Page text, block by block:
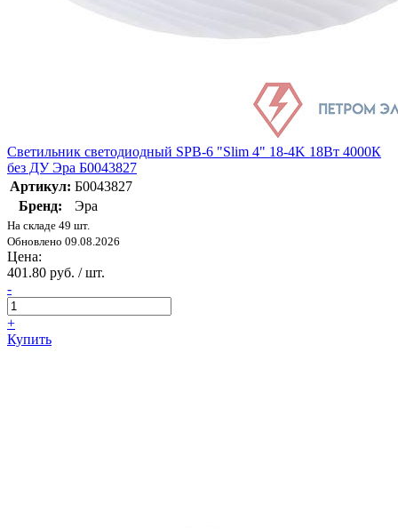
Светильник светодиодный SPB-6 "Slim 4" 18-4K 18Вт 4000К
без ДУ Эра Б0043827
Артикул: Б0043827
Бренд:
Эра
На складе 49 шт.
Обновлено 09.08.2026
Цена:
401.80 руб. / шт.
-
+
Купить